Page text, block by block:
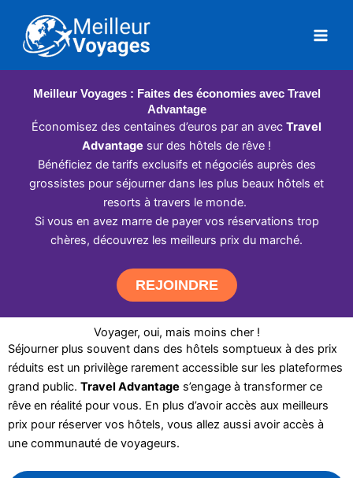
contenu
Meilleur Voyages : Faites des économies avec Travel
Advantage
Économisez des centaines d’euros par an avec Travel
Advantage sur des hôtels de rêve !
Bénéficiez de tarifs exclusifs et négociés auprès des
grossistes pour séjourner dans les plus beaux hôtels et
resorts à travers le monde.
Si vous en avez marre de payer vos réservations trop
chères, découvrez les meilleurs prix du marché.
REJOINDRE
Voyager, oui, mais moins cher !
Séjourner plus souvent dans des hôtels somptueux à des prix
réduits est un privilège rarement accessible sur les plateformes
grand public. Travel Advantage s’engage à transformer ce
rêve en réalité pour vous. En plus d’avoir accès aux meilleurs
prix pour réserver vos hôtels, vous allez aussi avoir accès à
une communauté de voyageurs.